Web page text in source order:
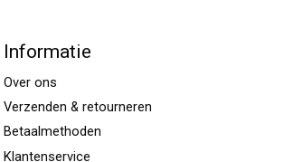
Informatie
Over ons
Verzenden & retourneren
Betaalmethoden
Klantenservice